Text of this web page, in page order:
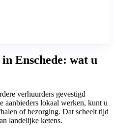
Enschede: wat u
verhuurders gevestigd
aanbieders lokaal werken, kunt u
of bezorging. Dat scheelt tijd
landelijke ketens.